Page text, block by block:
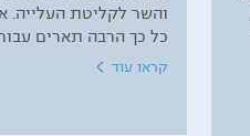
והשר לקליטת העלייה.
כל כך הרבה תארים
קראו עוד